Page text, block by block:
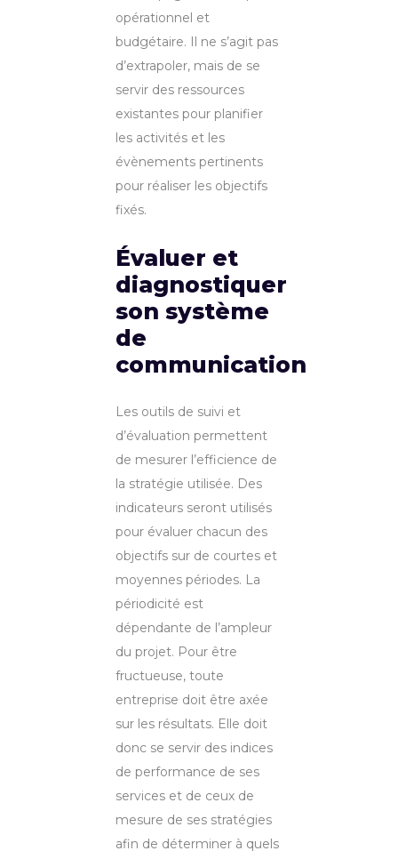
opérationnel et
budgétaire. Il ne s’agit pas
d’extrapoler, mais de se
servir des ressources
existantes pour planifier
les activités et les
évènements pertinents
pour réaliser les objectifs
fixés.
Évaluer et
diagnostiquer
son système
de
communication
Les outils de suivi et
d’évaluation permettent
de mesurer l’efficience de
la stratégie utilisée. Des
indicateurs seront utilisés
pour évaluer chacun des
objectifs sur de courtes et
moyennes périodes. La
périodicité est
dépendante de l’ampleur
du projet. Pour être
fructueuse, toute
entreprise doit être axée
sur les résultats. Elle doit
donc se servir des indices
de performance de ses
services et de ceux de
mesure de ses stratégies
afin de déterminer à quels